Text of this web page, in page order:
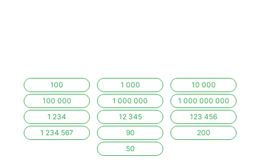
100 1 000
10 000
100 000
1 000 000
1 000 000 000
1 234
12 345
123 456
1 234 567
90
200
50